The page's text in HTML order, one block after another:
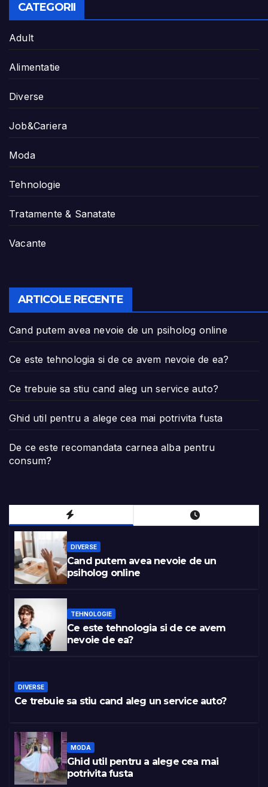
CATEGORII
Adult
Alimentatie
Diverse
Job&Cariera
Moda
Tehnologie
Tratamente & Sanatate
Vacante
ARTICOLE RECENTE
Cand putem avea nevoie de un psiholog online
Ce este tehnologia si de ce avem nevoie de ea?
Ce trebuie sa stiu cand aleg un service auto?
Ghid util pentru a alege cea mai potrivita fusta
De ce este recomandata carnea alba pentru
consum?
DIVERSE
Cand putem avea nevoie de un
psiholog online
TEHNOLOGIE
Ce este tehnologia si de ce avem
nevoie de ea?
DIVERSE
Ce trebuie sa stiu cand aleg un service auto?
MODA
Ghid util pentru a alege cea mai
potrivita fusta